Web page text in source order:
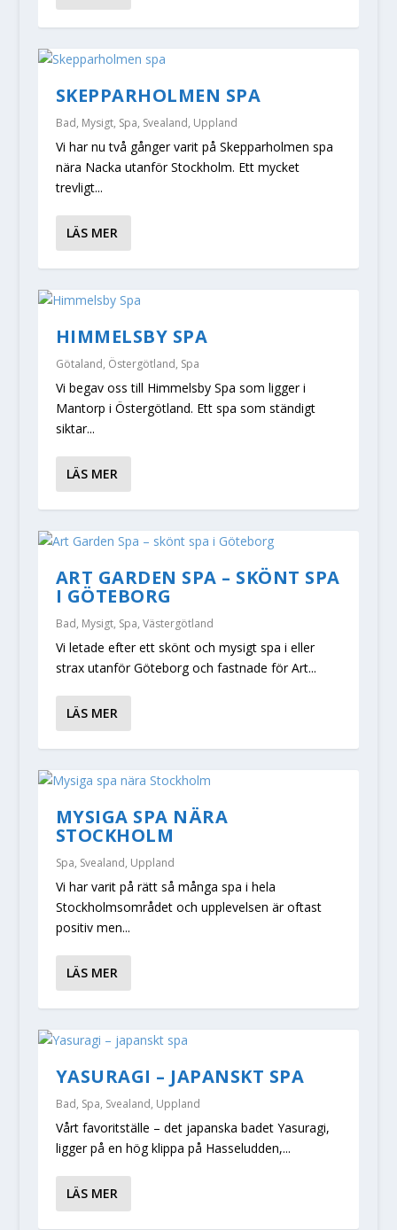
SKEPPARHOLMEN SPA
Bad, Mysigt, Spa, Svealand, Uppland
Vi har nu två gånger varit på Skepparholmen spa
nära Nacka utanför Stockholm. Ett mycket
trevligt...
LÄS MER
HIMMELSBY SPA
Götaland, Östergötland, Spa
Vi begav oss till Himmelsby Spa som ligger i
Mantorp i Östergötland. Ett spa som ständigt
siktar...
LÄS MER
ART GARDEN SPA – SKÖNT SPA
I GÖTEBORG
Bad, Mysigt, Spa, Västergötland
Vi letade efter ett skönt och mysigt spa i eller
strax utanför Göteborg och fastnade för Art...
LÄS MER
MYSIGA SPA NÄRA
STOCKHOLM
Spa, Svealand, Uppland
Vi har varit på rätt så många spa i hela
Stockholmsområdet och upplevelsen är oftast
positiv men...
LÄS MER
YASURAGI – JAPANSKT SPA
Bad, Spa, Svealand, Uppland
Vårt favoritställe – det japanska badet Yasuragi,
ligger på en hög klippa på Hasseludden,...
LÄS MER